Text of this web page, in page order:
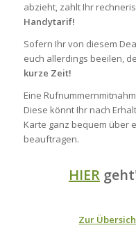
abzieht, zahlt Ihr
Handytarif!
Sofern Ihr von diesem
euch allerdings beeilen,
kurze Zeit!
Eine
Diese könnt Ihr nach
Karte ganz bequem über
beauftragen.
HIER
Zur